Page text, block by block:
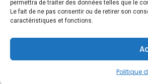
permettra de traiter des données telles que le
Le fait de ne pas consentir ou de retirer son
caractéristiques et fonctions.
Politique